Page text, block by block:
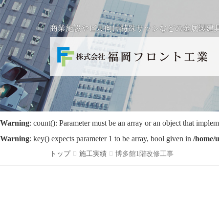
商業施設やビル向け特殊サッシなどの金属製建
Warning: count(): Parameter must be an array or an object that
Warning: key() expects parameter 1 to be array, bool given in /home/
トップ 施工実績 博多館1階改修工事